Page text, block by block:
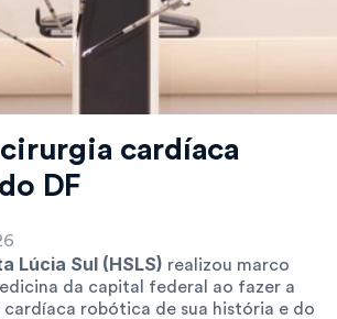
cardíaca
DF
Lúcia Sul (HSLS) realizou marco
da capital federal ao fazer a
robótica de sua história e do